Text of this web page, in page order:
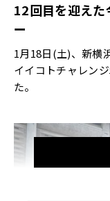
12回目を迎え
ー
1月18日(土)、新横
イイコトチャレン
た。